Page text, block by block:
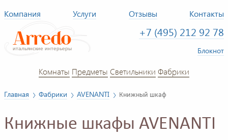
Компания Услуги Отзывы Контакты
+7 (495) 212 92 78
Блокнот
Комнаты Предметы Светильники Фабрики
Главная Фабрики AVENANTI Книжный шкаф
Книжные шкафы AVENANTI